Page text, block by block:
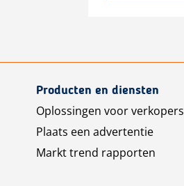
Producten en diensten
Oplossingen voor verkopers
Plaats een advertentie
Markt trend rapporten